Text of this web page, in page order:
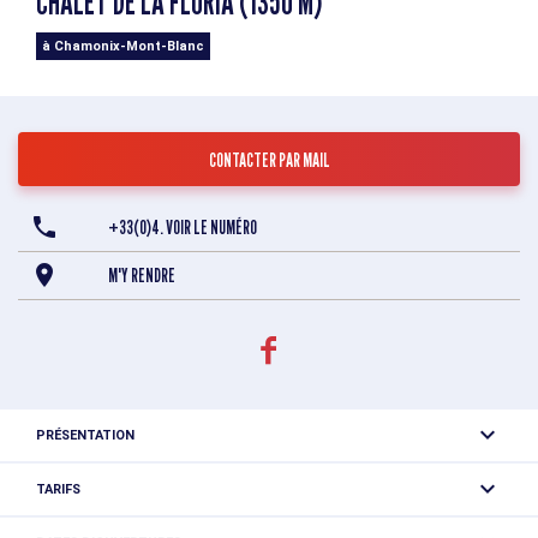
à Chamonix-Mont-Blanc
CONTACTER PAR MAIL
+33(0)4. VOIR LE NUMÉRO
M'Y RENDRE
PRÉSENTATION
Chalet buvette face au Massif du Mont-Blanc et à la vallée
TARIFS